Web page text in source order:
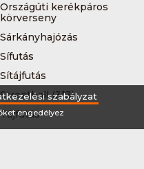
Országúti kerékpáros
körverseny
Sárkányhajózás
Sífutás
Sítájfutás
Streetball (3*3)
Tájfutás
szabályzat
engedélyez